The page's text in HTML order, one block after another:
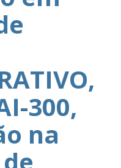
300,
na